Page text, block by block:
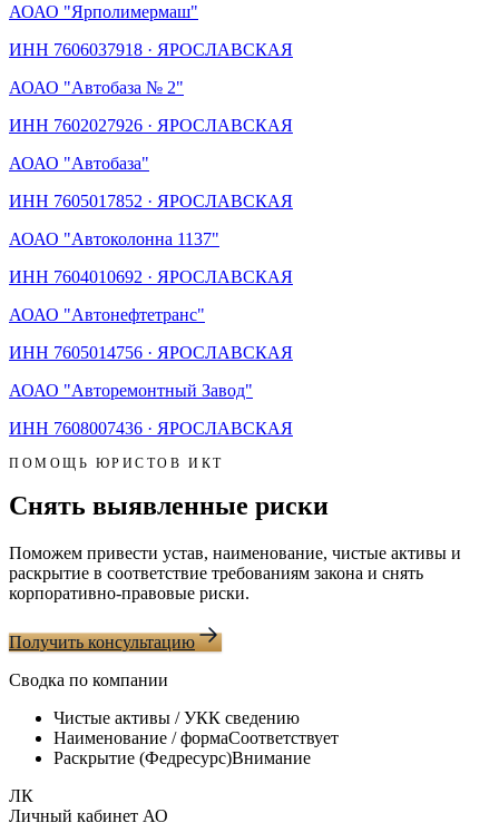
АОАО "Ярполимермаш"
ИНН 7606037918 · ЯРОСЛАВСКАЯ
АОАО "Автобаза № 2"
ИНН 7602027926 · ЯРОСЛАВСКАЯ
АОАО "Автобаза"
ИНН 7605017852 · ЯРОСЛАВСКАЯ
АОАО "Автоколонна 1137"
ИНН 7604010692 · ЯРОСЛАВСКАЯ
АОАО "Автонефтетранс"
ИНН 7605014756 · ЯРОСЛАВСКАЯ
АОАО "Авторемонтный Завод"
ИНН 7608007436 · ЯРОСЛАВСКАЯ
ПОМОЩЬ ЮРИСТОВ ИКТ
Снять выявленные риски
Поможем привести устав, наименование, чистые активы и
раскрытие в соответствие требованиям закона и снять
корпоративно-правовые риски.
Получить консультацию
Сводка по компании
Чистые активы / УКК сведению
Наименование / формаСоответствует
Раскрытие (Федресурс)Внимание
ЛК
Личный кабинет АО